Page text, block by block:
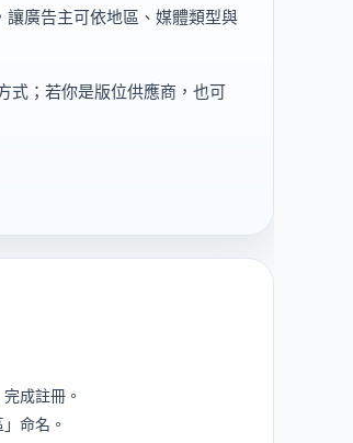
廣告主可依地區、媒體類型與
式；若你是版位供應商，也可
成註冊。
命名。